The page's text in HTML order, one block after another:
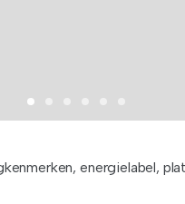
energielabel,